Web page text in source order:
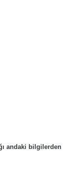
andaki bilgilerden